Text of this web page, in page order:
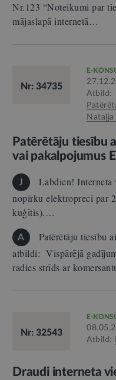
Nr.123 “Noteikumi par
mājaslapā internetā…
Nr: 34735
E-
Atbild:
Nataļja
Patērētāju tiesību
vai pakalpojumus
J
Labdien! Interneta
nopirku elektropreci par
kuģītis).…
A
Patērētāju tiesību
atbildi: Vispārējā
radies strīds ar
Nr: 32543
E-
Atbild:
Draudi interneta